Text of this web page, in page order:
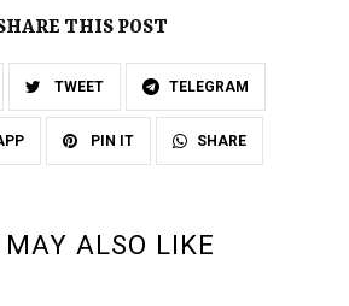
THIS POST
TWEET TELEGRAM
PIN IT SHARE
MAY ALSO LIKE